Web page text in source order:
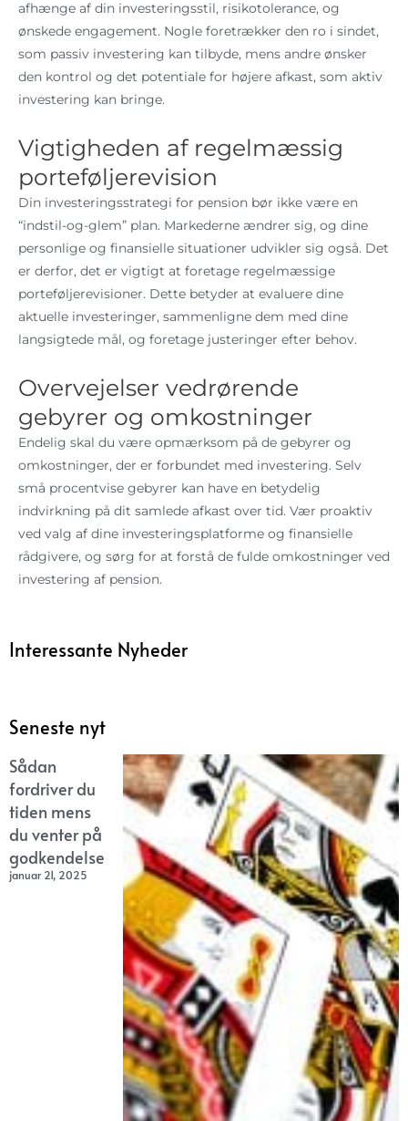
afhænge af din investeringsstil, risikotolerance, og
ønskede engagement. Nogle foretrækker den ro i sindet,
som passiv investering kan tilbyde, mens andre ønsker
den kontrol og det potentiale for højere afkast, som aktiv
investering kan bringe.
Vigtigheden af regelmæssig
porteføljerevision
Din investeringsstrategi for pension bør ikke være en
“indstil-og-glem” plan. Markederne ændrer sig, og dine
personlige og finansielle situationer udvikler sig også. Det
er derfor, det er vigtigt at foretage regelmæssige
porteføljerevisioner. Dette betyder at evaluere dine
aktuelle investeringer, sammenligne dem med dine
langsigtede mål, og foretage justeringer efter behov.
Overvejelser vedrørende
gebyrer og omkostninger
Endelig skal du være opmærksom på de gebyrer og
omkostninger, der er forbundet med investering. Selv
små procentvise gebyrer kan have en betydelig
indvirkning på dit samlede afkast over tid. Vær proaktiv
ved valg af dine investeringsplatforme og finansielle
rådgivere, og sørg for at forstå de fulde omkostninger ved
investering af pension.
Interessante Nyheder
Seneste nyt
Sådan
fordriver du
tiden mens
du venter på
godkendelse
januar 21, 2025